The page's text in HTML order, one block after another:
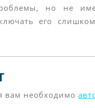
но не
его
вам необходимо